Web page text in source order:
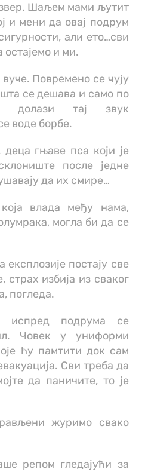
Шаљем мами љутит
и мени да овај подрум
али ето…сви
остајемо и ми.
Повремено се чују
се дешава и само по
долази тај звук
воде борбе.
гњаве пса који је
после једне
да их смире…
влада међу нама,
могла би да се
постају све
страх избија из сваког
погледа.
испред подрума се
Човек у униформи
ћу памтити док сам
Сви треба да
да паничите, то је
журимо свако
репом гледајући за